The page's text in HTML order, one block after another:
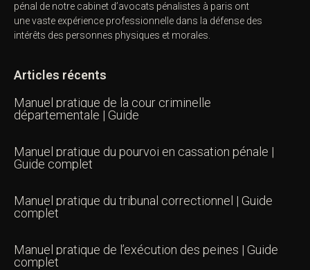
pénal de notre cabinet d’avocats pénalistes à paris ont
une vaste expérience professionnelle dans la défense des
intérêts des personnes physiques et morales.
Articles récents
Manuel pratique de la cour criminelle
départementale | Guide
Manuel pratique du pourvoi en cassation pénale |
Guide complet
Manuel pratique du tribunal correctionnel | Guide
complet
Manuel pratique de l’exécution des peines | Guide
complet